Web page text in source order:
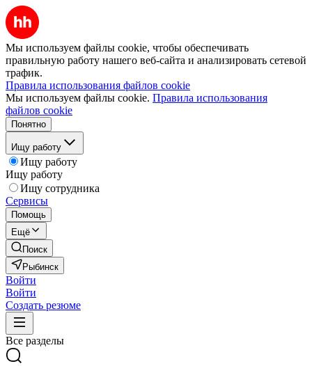
Мы используем файлы cookie, чтобы обеспечивать
правильную работу нашего веб-сайта и анализировать сетевой
трафик.
Правила использования файлов cookie
Мы используем файлы cookie. Правила использования
файлов cookie
Понятно
Ищу работу
Ищу работу
Ищу работу
Ищу сотрудника
Сервисы
Помощь
Ещё
Поиск
Рыбинск
Войти
Войти
Создать резюме
Все разделы